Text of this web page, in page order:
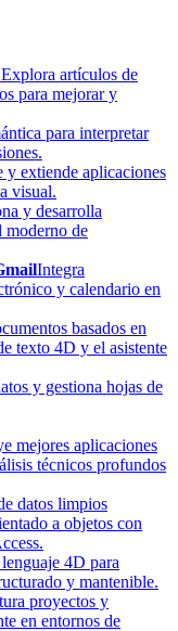
Explora artículos de
para mejorar y
para interpretar
y extiende aplicaciones
visual.
y desarrolla
moderno de
Integra
y calendario en
basados en
texto 4D y el asistente
y gestiona hojas de
mejores aplicaciones
técnicos profundos
datos limpios
a objetos con
4D para
y mantenible.
proyectos y
en entornos de